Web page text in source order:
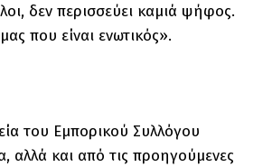
δεν περισσεύει καμιά ψήφος.
που είναι ενωτικός».
του Εμπορικού Συλλόγου
αλλά και από τις προηγούμενες